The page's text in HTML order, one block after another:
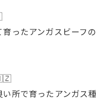
ったアンガスビーフ
所で育ったアンガス